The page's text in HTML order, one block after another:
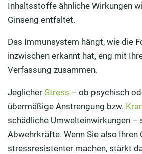
Inhaltsstoffe ähnliche Wirkungen
Ginseng entfaltet.
Das Immunsystem hängt, wie die
inzwischen erkannt hat, eng mit
Verfassung zusammen.
Jeglicher Stress – ob psychisch
übermäßige Anstrengung bzw.
schädliche Umwelteinwirkungen –
Abwehrkräfte. Wenn Sie also Ihren
stressresistenter machen, stärkt